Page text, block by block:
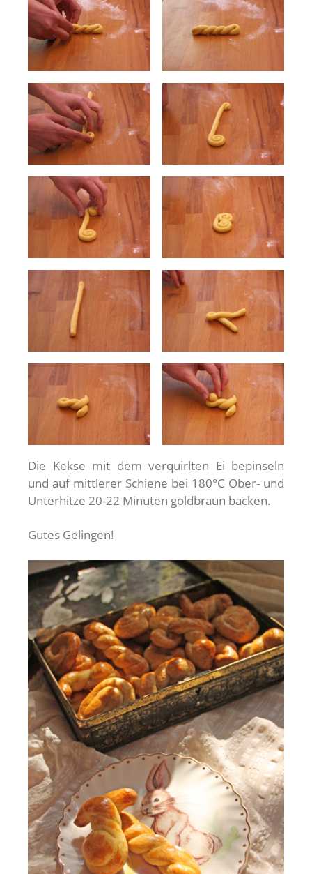
Die Kekse mit dem verquirlten Ei bepinseln
und auf mittlerer Schiene bei 180°C Ober- und
Unterhitze 20-22 Minuten goldbraun backen.
Gutes Gelingen!